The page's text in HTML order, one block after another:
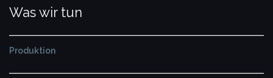
Was wir tun
Produktion